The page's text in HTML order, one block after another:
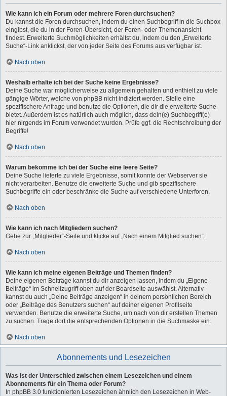
Wie kann ich ein Forum oder mehrere Foren durchsuchen?
Du kannst die Foren durchsuchen, indem du einen Suchbegriff in die Suchbox
eingibst, die du in der Foren-Übersicht, der Foren- oder Themenansicht
findest. Erweiterte Suchmöglichkeiten erhältst du, indem du den „Erweiterte
Suche“-Link anklickst, der von jeder Seite des Forums aus verfügbar ist.
Nach oben
Weshalb erhalte ich bei der Suche keine Ergebnisse?
Deine Suche war möglicherweise zu allgemein gehalten und enthielt zu viele
gängige Wörter, welche von phpBB nicht indiziert werden. Stelle eine
spezifischere Anfrage und benutze die Optionen, die dir die erweiterte Suche
bietet. Außerdem ist es natürlich auch möglich, dass dein(e) Suchbegriff(e)
hier nirgends im Forum verwendet wurden. Prüfe ggf. die Rechtschreibung der
Begriffe!
Nach oben
Warum bekomme ich bei der Suche eine leere Seite?
Deine Suche lieferte zu viele Ergebnisse, somit konnte der Webserver sie
nicht verarbeiten. Benutze die erweiterte Suche und gib spezifischere
Suchbegriffe ein oder beschränke die Suche auf verschiedene Unterforen.
Nach oben
Wie kann ich nach Mitgliedern suchen?
Gehe zur „Mitglieder“-Seite und klicke auf „Nach einem Mitglied suchen“.
Nach oben
Wie kann ich meine eigenen Beiträge und Themen finden?
Deine eigenen Beiträge kannst du dir anzeigen lassen, indem du „Eigene
Beiträge“ im Schnellzugriff oben auf der Boardseite auswählst. Alternativ
kannst du auch „Deine Beiträge anzeigen“ in deinem persönlichen Bereich
oder „Beiträge des Benutzers suchen“ auf deiner eigenen Profilseite
verwenden. Benutze die erweiterte Suche, um nach von dir erstellen Themen
zu suchen. Trage dort die entsprechenden Optionen in die Suchmaske ein.
Nach oben
Abonnements und Lesezeichen
Was ist der Unterschied zwischen einem Lesezeichen und einem
Abonnements für ein Thema oder Forum?
In phpBB 3.0 funktionierten Lesezeichen ähnlich den Lesezeichen in Web-